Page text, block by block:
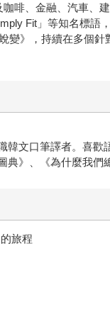
啡、金融、汽車、
Fit」等知名標語
變》，持續在多個
文口筆譯者。喜歡
、《為什麼我們總
旅程